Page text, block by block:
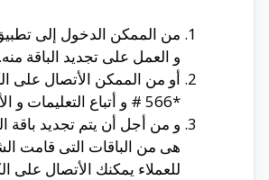
و العمل على تجديد الباقة منه.
أو من الممكن الأتصال على
*566 # و أتباع التعليمات و الأوامر.
و من أجل أن يتم تجديد
هى من الباقات التى قامت
للعملاء يمكنك الأتصال على